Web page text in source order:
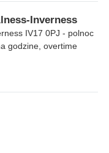
Inverness
IV17 0PJ - polnoc
godzine, overtime